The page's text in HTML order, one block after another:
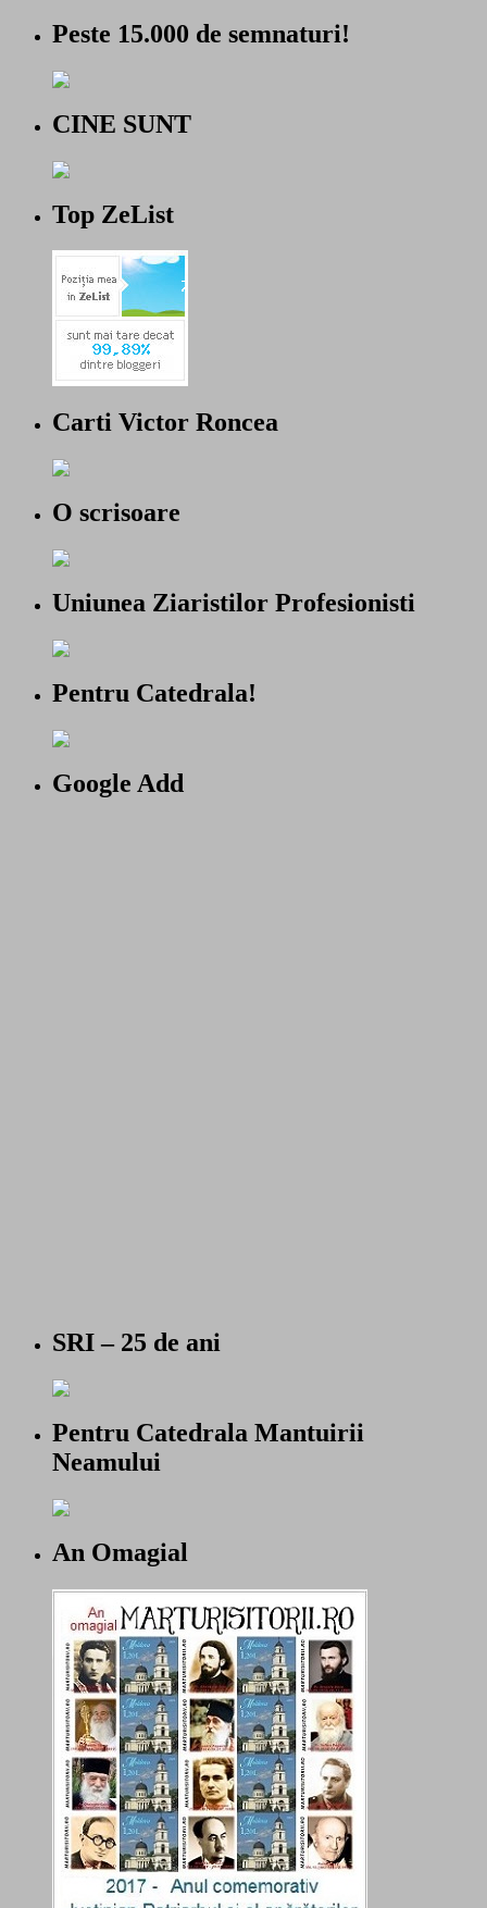
Peste 15.000 de semnaturi!
CINE SUNT
Top ZeList
Carti Victor Roncea
O scrisoare
Uniunea Ziaristilor Profesionisti
Pentru Catedrala!
Google Add
SRI – 25 de ani
Pentru Catedrala Mantuirii
Neamului
An Omagial